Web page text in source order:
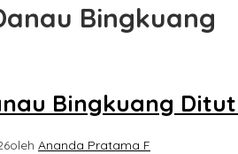
Bingkuang
Bingkuang
oleh Ananda Pratama F